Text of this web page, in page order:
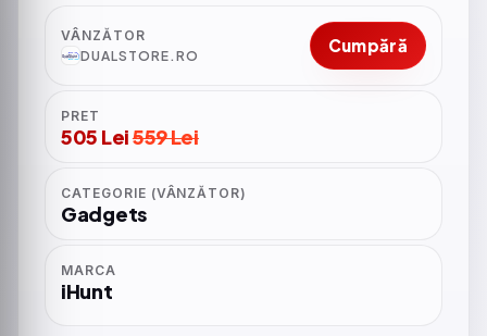
VÂNZĂTOR
DUALSTORE.RO
Cumpără
PRET
505 Lei559 Lei
CATEGORIE (VÂNZĂTOR)
Gadgets
MARCA
iHunt